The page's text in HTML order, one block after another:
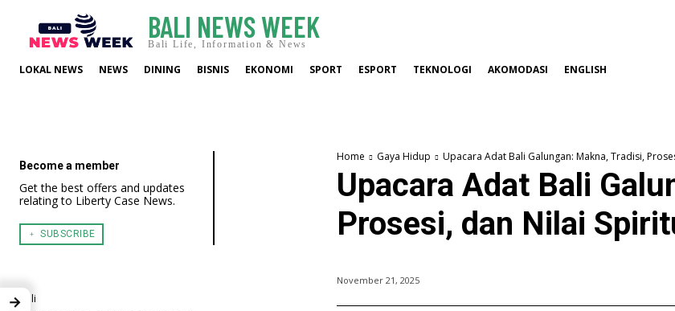
BALI NEWS WEEK
Bali Life, Information & News
LOKAL NEWS NEWS DINING BISNIS EKONOMI SPORT ESPORT TEKNOLOGI AKOMODASI ENGLISH
Become a member
Get the best offers and updates
relating to Liberty Case News.
﹢ SUBSCRIBE
Bali
Home Gaya Hidup Upacara Adat Bali Galungan: Makna, Tradisi,
Upacara Adat Bali
Prosesi, dan Nilai
November 21, 2025
→